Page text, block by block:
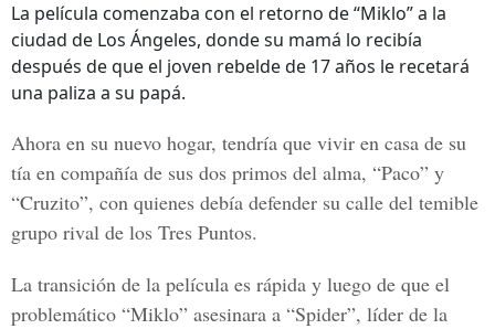
La película comenzaba con el retorno de “Miklo” a la
ciudad de Los Ángeles, donde su mamá lo recibía
después de que el joven rebelde de 17 años le recetará
una paliza a su papá.
Ahora en su nuevo hogar, tendría que vivir en casa de su
tía en compañía de sus dos primos del alma, “Paco” y
“Cruzito”, con quienes debía defender su calle del temible
grupo rival de los Tres Puntos.
La transición de la película es rápida y luego de que el
problemático “Miklo” asesinara a “Spider”, líder de la